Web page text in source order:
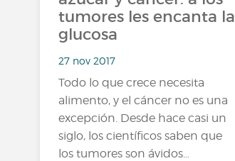
tumores les encanta la
glucosa
27 nov 2017
Todo lo que crece necesita
alimento, y el cáncer no es una
excepción. Desde hace casi un
siglo, los científicos saben que
los tumores son ávidos…